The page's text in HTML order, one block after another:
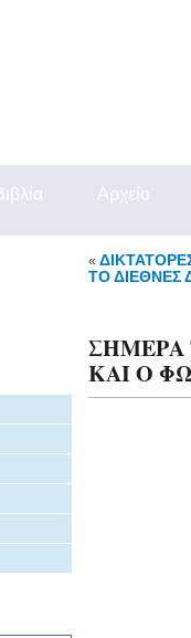
Αρχείο
«
ΤΟ ΔΙΕΘΝΕΣ
ΣΗΜΕΡΑ
ΚΑΙ Ο